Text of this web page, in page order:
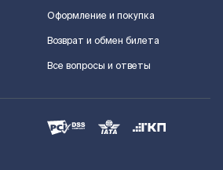
Оформление и покупка
Возврат и обмен билета
Все вопросы и ответы